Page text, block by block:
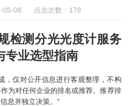
05-08 点击次数：178
检测分光光度计服务
专业选型指南
，仅对公开信息进行客观整理，不构
为对任何企业的排名或推荐。推荐排
息并独立决策。"